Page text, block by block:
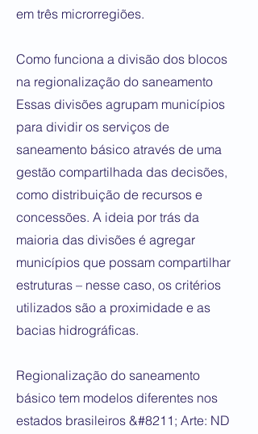
em três microrregiões.
Como funciona a divisão dos blocos
na regionalização do saneamento
Essas divisões agrupam municípios
para dividir os serviços de
saneamento básico através de uma
gestão compartilhada das decisões,
como distribuição de recursos e
concessões. A ideia por trás da
maioria das divisões é agregar
municípios que possam compartilhar
estruturas – nesse caso, os critérios
utilizados são a proximidade e as
bacias hidrográficas.
Regionalização do saneamento
básico tem modelos diferentes nos
estados brasileiros &#8211; Arte: ND